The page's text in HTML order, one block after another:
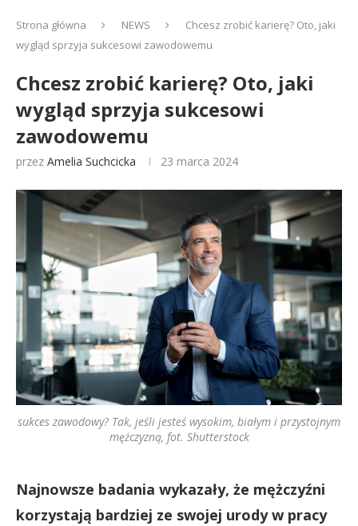
Strona główna NEWS
Chcesz zrobić karierę? Oto, jaki
wygląd sprzyja sukcesowi zawodowemu
Chcesz zrobić karierę? Oto, jaki
wygląd sprzyja sukcesowi
zawodowemu
przez Amelia Suchcicka 23 marca 2024
sukces zawodowy? Tak, jeśli jesteś wysokim, białym i przystojnym
mężczyzną, fot. Shutterstock
Najnowsze badania wykazały, że mężczyźni
korzystają bardziej ze swojej urody w pracy